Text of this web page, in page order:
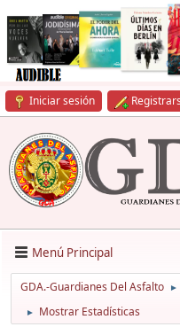
Iniciar sesión
Menú Principal
GDA.-Guardianes Del Asfalto ►
► Mostrar Estadísticas